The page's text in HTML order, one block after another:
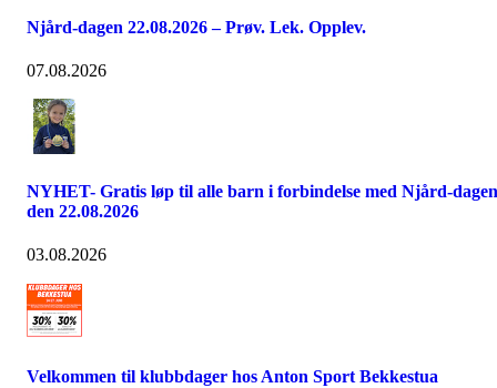
Njård-dagen 22.08.2026 – Prøv. Lek. Opplev.
07.08.2026
NYHET- Gratis løp til alle barn i forbindelse med Njård-dagen
den 22.08.2026
03.08.2026
Velkommen til klubbdager hos Anton Sport Bekkestua